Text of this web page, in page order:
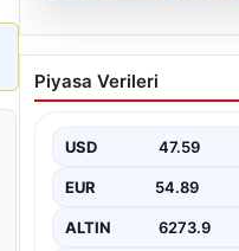
Türk Hava
ilk kadın paşası
Piyasa Verileri
USD 47.59
EUR 54.89
ALTIN 6273.9